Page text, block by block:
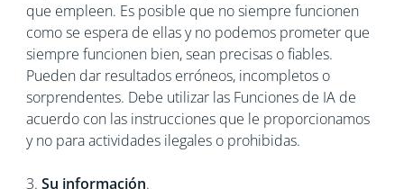
que empleen. Es posible que no siempre funcionen
como se espera de ellas y no podemos prometer que
siempre funcionen bien, sean precisas o fiables.
Pueden dar resultados erróneos, incompletos o
sorprendentes. Debe utilizar las Funciones de IA de
acuerdo con las instrucciones que le proporcionamos
y no para actividades ilegales o prohibidas.
3. Su información.